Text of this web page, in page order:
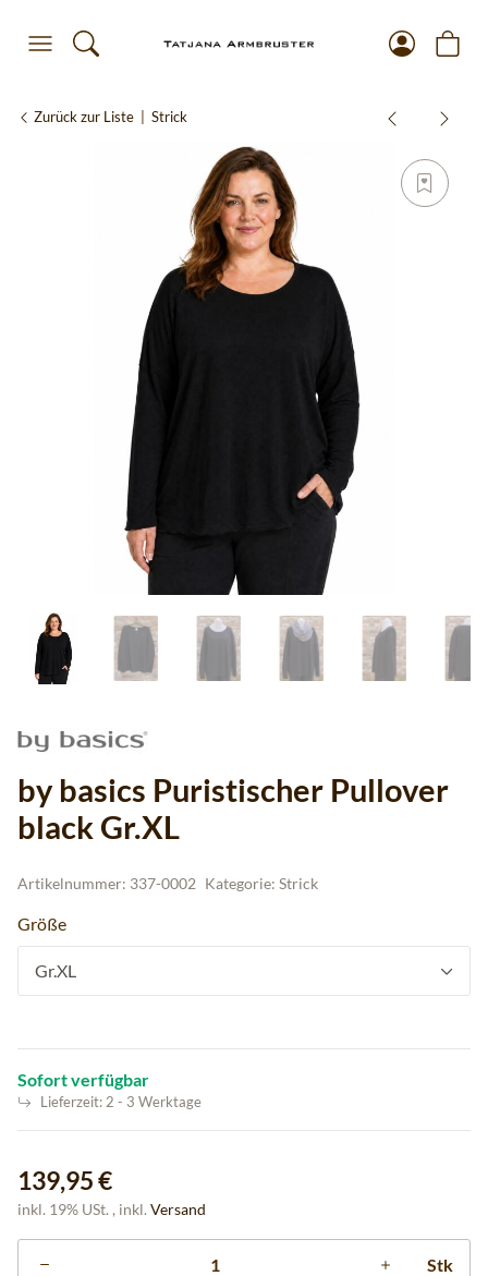
Zurück zur Liste Strick
by basics Puristischer Pullover
black Gr.XL
Artikelnummer: 337-0002 Kategorie: Strick
Größe
Gr.XL
Sofort verfügbar
Lieferzeit: 2 - 3 Werktage
139,95 €
inkl. 19% USt. , inkl. Versand
Stk